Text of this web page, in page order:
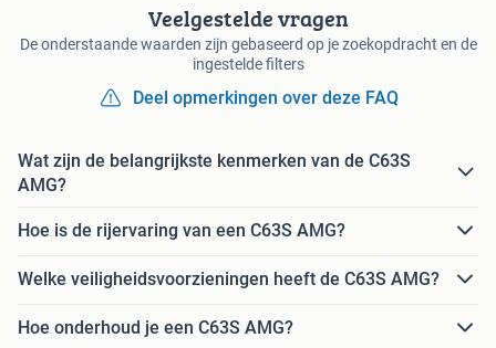
Veelgestelde vragen
De onderstaande waarden zijn gebaseerd op je zoekopdracht en de
ingestelde filters
Deel opmerkingen over deze FAQ
Wat zijn de belangrijkste kenmerken van de C63S
AMG?
Hoe is de rijervaring van een C63S AMG?
Welke veiligheidsvoorzieningen heeft de C63S AMG?
Hoe onderhoud je een C63S AMG?